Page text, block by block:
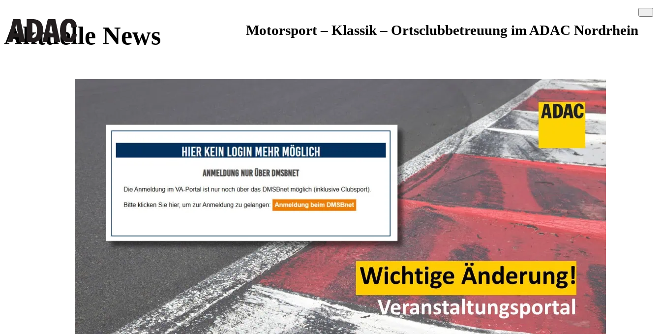
Motorsport – Klassik – Ortsclubbetreuung im ADAC Nordrhein
Aktuelle News